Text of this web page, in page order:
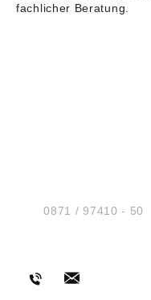
fachlicher Beratung.
Tel.:0871 / 97410 - 50